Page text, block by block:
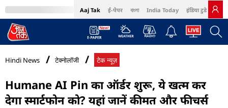
Aaj Tak ई-पेपर বাংলা India Today इंडिया टुडे हिंदी
MumbaiTak Cosmopolitan Harper's Bazaar Northeast
Hindi News टेक्नोलॉजी टेक न्यूज़
Humane AI Pin का ऑर्डर शुरू, ये खत्म कर
देगा स्मार्टफोन को? यहां जानें कीमत और फीचर्स